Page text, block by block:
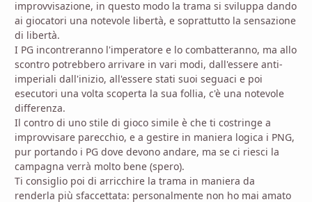
improvvisazione, in questo modo la trama si sviluppa dando
ai giocatori una notevole libertà, e soprattutto la sensazione
di libertà.
I PG incontreranno l'imperatore e lo combatteranno, ma allo
scontro potrebbero arrivare in vari modi, dall'essere anti-
imperiali dall'inizio, all'essere stati suoi seguaci e poi
esecutori una volta scoperta la sua follia, c'è una notevole
differenza.
Il contro di uno stile di gioco simile è che ti costringe a
improvvisare parecchio, e a gestire in maniera logica i PNG,
pur portando i PG dove devono andare, ma se ci riesci la
campagna verrà molto bene (spero).
Ti consiglio poi di arricchire la trama in maniera da
renderla più sfaccettata: personalmente non ho mai amato